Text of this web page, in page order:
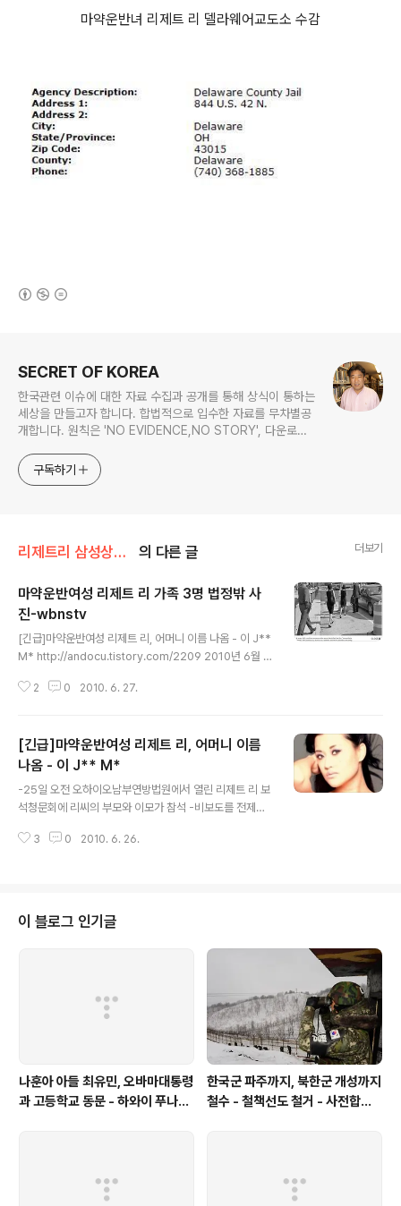
마약운반녀 리제트 리 델라웨어교도소 수감
SECRET OF KOREA
한국관련 이슈에 대한 자료 수집과 공개를 통해 상식이 통하는
세상을 만들고자 합니다. 합법적으로 입수한 자료를 무차별공
개합니다. 원칙은 'NO EVIDENCE,NO STORY', 다운로드
jesim56@gmail.com, 안보일때는 구글리더나 RSS로!!
구독하기
리제트리 삼성상속녀 의 다른 글 더보기
마약운반여성 리제트 리 가족 3명 법정밖 사
진-wbnstv
[긴급]마약운반여성 리제트 리, 어머니 이름 나옴 - 이 J**
M* http://andocu.tistory.com/2209 2010년 6월 2
부연방법원 바깥에서 WBNS-1O TV 카메라에 포착된 리
법원에서 열린 리제트 리의 ARRAIGNMENT[오전 9시
30분] 와 BOND HEARING [오전 10시]을 지켜봤습니다
리제트 리는 ARRAIGNMENT 에서 자신에게 부과된 마
약운반혐의등에 대해 NOT GUILTY, 무죄를 주장했으며
리제트 리의 변호사는 조금 더 사건을 조사한뒤 첫 심리가
열리기 전에 보석을 신청하겠다고 요청, 리..
2 0 2010. 6. 27.
[긴급]마약운반여성 리제트 리, 어머니 이름
나옴 - 이 J** M*
-25일 오전 오하이오남부연방법원에서 열린 리제트 리 보
석청문회에 리씨의 부모와 이모가 참석 -비보도를 전제로
름은 LEE, J**, M*. [전체 풀네임이 나왔음] -또 한명의 여
-오늘 참석한 남자는 리씨의 이모부이거나 리씨의 양부로
알려짐 -리가 빌렸다는 비행기, 이 비행기를 빌려준 전세비
행기회사도 모친과 관계있는 것으로 알려짐 -모친의 부모,
3 0 2010. 6. 26.
이 블로그 인기글
나훈아 아들 최유민, 오바마대통령
과 고등학교 동문 - 하와이 푸나호
한국군 파주까지, 북한군 개성까지
철수 - 철책선도 철거 - 사전합의